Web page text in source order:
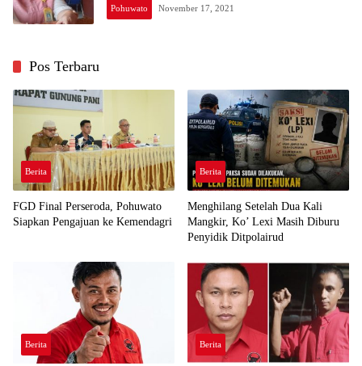
Pohuwato November 17, 2021
Pos Terbaru
Berita
FGD Final Perseroda, Pohuwato
Siapkan Pengajuan ke Kemendagri
Berita
Menghilang Setelah Dua Kali
Mangkir, Ko’ Lexi Masih Diburu
Penyidik Ditpolairud
Berita Berita